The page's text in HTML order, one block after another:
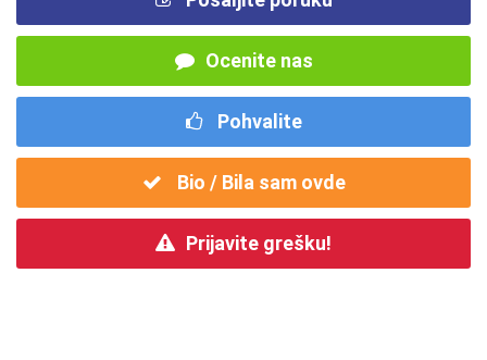
Ocenite nas
Pohvalite
Bio / Bila sam ovde
Prijavite grešku!